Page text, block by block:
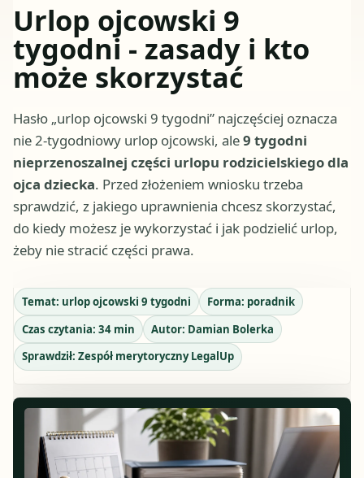
Urlop ojcowski 9
tygodni - zasady i kto
może skorzystać
Hasło „urlop ojcowski 9 tygodni” najczęściej oznacza
nie 2-tygodniowy urlop ojcowski, ale9 tygodni
nieprzenoszalnej części urlopu rodzicielskiego dla
ojca dziecka. Przed złożeniem wniosku trzeba
sprawdzić, z jakiego uprawnienia chcesz skorzystać,
do kiedy możesz je wykorzystać i jak podzielić urlop,
żeby nie stracić części prawa.
Temat: urlop ojcowski 9 tygodni Forma: poradnik
Czas czytania: 34min Autor: Damian Bolerka
Sprawdził: Zespół merytoryczny LegalUp